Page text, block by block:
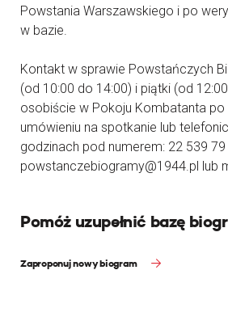
Powstania Warszawskiego i po
w bazie.
Kontakt w sprawie Powstańczych
(od 10:00 do 14:00) i piątki (od
osobiście w Pokoju Kombatanta po
umówieniu na spotkanie lub
godzinach pod numerem: 22 539
powstanczebiogramy@1944.pl lub
Pomóż uzupełnić bazę
Zaproponuj nowy biogram